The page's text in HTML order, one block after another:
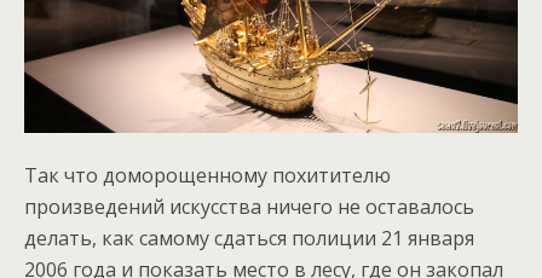
Так что доморощенному похитителю
произведений искусства ничего не оставалось
делать, как самому сдаться полиции 21 января
2006 года и показать место в лесу, где он закопал